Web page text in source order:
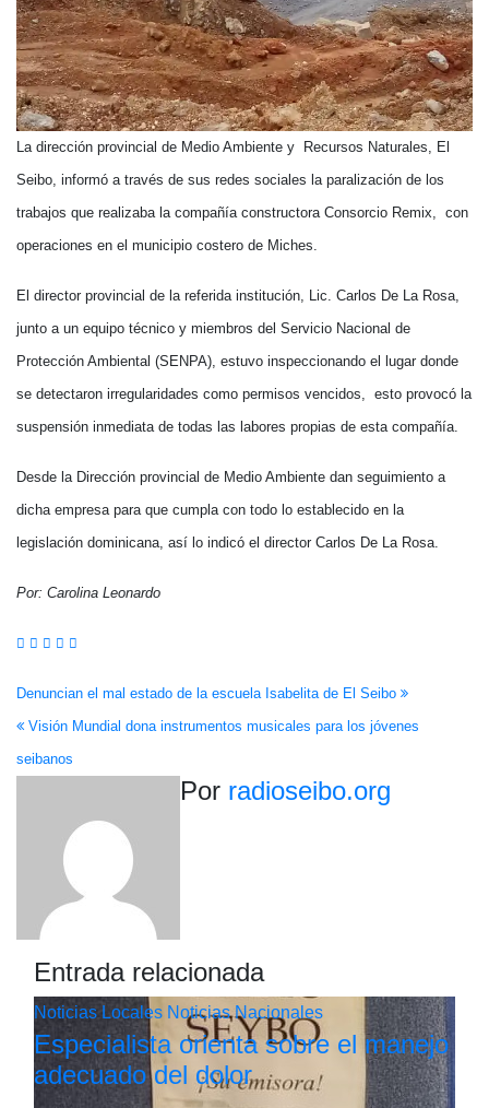
La dirección provincial de Medio Ambiente y Recursos Naturales, El
Seibo, informó a través de sus redes sociales la paralización de los
trabajos que realizaba la compañía constructora Consorcio Remix, con
operaciones en el municipio costero de Miches.
El director provincial de la referida institución, Lic. Carlos De La Rosa,
junto a un equipo técnico y miembros del Servicio Nacional de
Protección Ambiental (SENPA), estuvo inspeccionando el lugar donde
se detectaron irregularidades como permisos vencidos, esto provocó la
suspensión inmediata de todas las labores propias de esta compañía.
Desde la Dirección provincial de Medio Ambiente dan seguimiento a
dicha empresa para que cumpla con todo lo establecido en la
legislación dominicana, así lo indicó el director Carlos De La Rosa.
Por: Carolina Leonardo
Navegación
de
entradas
Denuncian el mal estado de la escuela Isabelita de El Seibo
Visión Mundial dona instrumentos musicales para los jóvenes
seibanos
Por radioseibo.org
Entrada relacionada
Noticias Locales Noticias Nacionales
Especialista orienta sobre el manejo
adecuado del dolor